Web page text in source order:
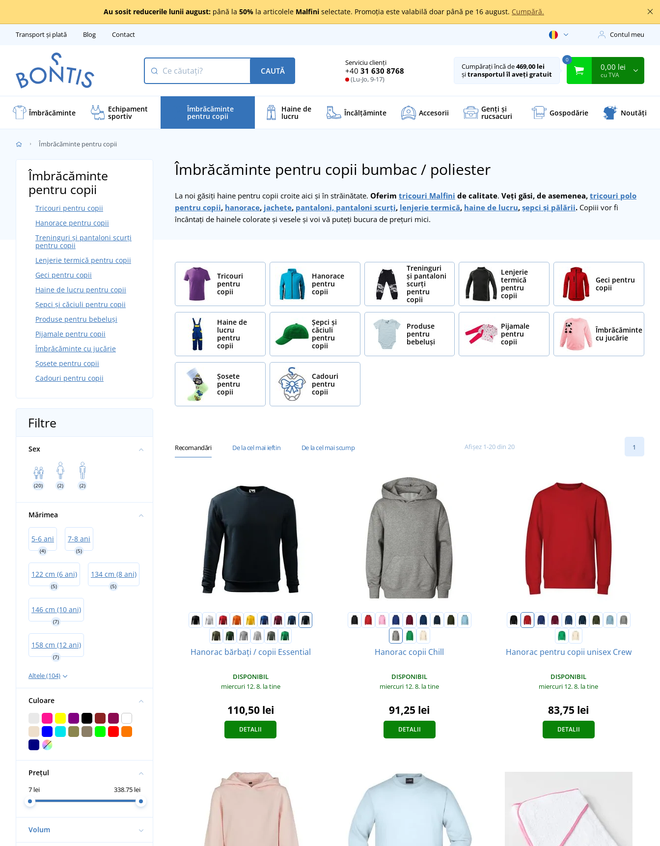
Au sosit reducerile lunii august: până la 50% la articolele Malfini selectate. Promoția este valabilă doar până pe 16 august. Cumpără.
Transport și plată Blog Contact Contul meu
Serviciu clienți
+40 31 630 8768
(Lu-Jo, 9-17)
CAUTĂ Cumpărați încă de469,00 lei
șitransportul îl aveți gratuit
0
0,00 lei
cu TVA
Îmbrăcăminte Echipament
sportiv
Îmbrăcăminte
pentru copii
Haine de
lucru Încălţăminte Accesorii Genți și
rucsacuri Gospodărie Noutăți
Îmbrăcăminte pentru copii
Îmbrăcăminte pentru copii bumbac / poliester
La noi găsiți haine pentru copii croite aici și în străinătate. Oferim tricouri Malfini de calitate. Veți găsi, de asemenea, tricouri polo
pentru copii, hanorace, jachete, pantaloni, pantaloni scurți, lenjerie termică, haine de lucru, șepci și pălării. Copiii vor fi
încântați de hainele colorate și vesele și voi vă puteți bucura de prețuri mici.
Tricouri
pentru
copii
Hanorace
pentru
copii
Treninguri
și pantaloni
scurți
pentru
copii
Lenjerie
termică
pentru
copii
Geci pentru
copii
Haine de
lucru
pentru
copii
Șepci și
căciuli
pentru
copii
Produse
pentru
bebeluși
Pijamale
pentru
copii
Îmbrăcăminte
cu jucărie
Șosete
pentru
copii
Cadouri
pentru
copii
Îmbrăcăminte
pentru copii
Tricouri pentru copii
Hanorace pentru copii
Treninguri și pantaloni scurți
pentru copii
Lenjerie termică pentru copii
Geci pentru copii
Haine de lucru pentru copii
Șepci și căciuli pentru copii
Produse pentru bebeluși
Pijamale pentru copii
Îmbrăcăminte cu jucărie
Șosete pentru copii
Cadouri pentru copii
Filtre
Sex
(20) (2) (2)
Mărimea
5-6 ani
(4)
7-8 ani
(5)
122 cm (6 ani)
(5)
134 cm (8 ani)
(5)
146 cm (10 ani)
(7)
158 cm (12 ani)
(7)
Altele (104)
Culoare
Prețul
7 lei 338.75 lei
Volum
Recomandări De la cel mai ieftin De la cel mai scump Afișez 1-20 din 20 1
Hanorac bărbați / copii Essential
DISPONIBIL
miercuri 12. 8. la tine
110,50 lei
DETALII
Hanorac copii Chill
DISPONIBIL
miercuri 12. 8. la tine
91,25 lei
DETALII
Hanorac pentru copii unisex Crew
DISPONIBIL
miercuri 12. 8. la tine
83,75 lei
DETALII